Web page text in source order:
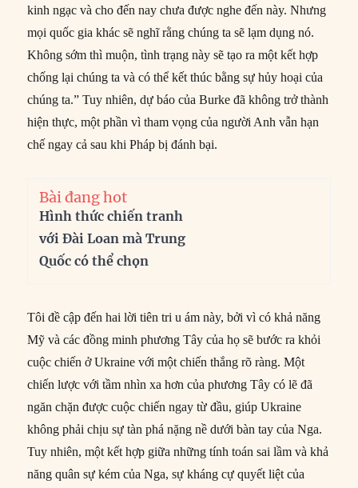
kinh ngạc và cho đến nay chưa được nghe đến này. Nhưng
mọi quốc gia khác sẽ nghĩ rằng chúng ta sẽ lạm dụng nó.
Không sớm thì muộn, tình trạng này sẽ tạo ra một kết hợp
chống lại chúng ta và có thể kết thúc bằng sự hủy hoại của
chúng ta.” Tuy nhiên, dự báo của Burke đã không trở thành
hiện thực, một phần vì tham vọng của người Anh vẫn hạn
chế ngay cả sau khi Pháp bị đánh bại.
Bài đang hot
Hình thức chiến tranh
với Đài Loan mà Trung
Quốc có thể chọn
Tôi đề cập đến hai lời tiên tri u ám này, bởi vì có khả năng
Mỹ và các đồng minh phương Tây của họ sẽ bước ra khỏi
cuộc chiến ở Ukraine với một chiến thắng rõ ràng. Một
chiến lược với tầm nhìn xa hơn của phương Tây có lẽ đã
ngăn chặn được cuộc chiến ngay từ đầu, giúp Ukraine
không phải chịu sự tàn phá nặng nề dưới bàn tay của Nga.
Tuy nhiên, một kết hợp giữa những tính toán sai lầm và khả
năng quân sự kém của Nga, sự kháng cự quyết liệt của